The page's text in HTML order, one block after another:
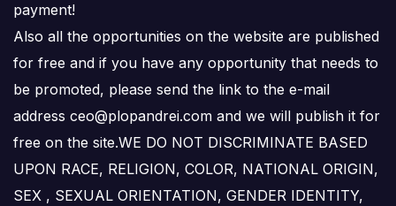
payment!
Also all the opportunities on the website are published
for free and if you have any opportunity that needs to
be promoted, please send the link to the e-mail
address ceo@plopandrei.com and we will publish it for
free on the site.WE DO NOT DISCRIMINATE BASED
UPON RACE, RELIGION, COLOR, NATIONAL ORIGIN,
SEX , SEXUAL ORIENTATION, GENDER IDENTITY,